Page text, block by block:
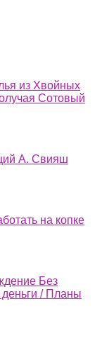
из Хвойных
Сотовый
А. Свияш
на копке
Без
/ Планы